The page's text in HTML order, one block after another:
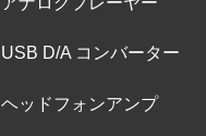
USB D/A コンバーター
ヘッドフォンアンプ